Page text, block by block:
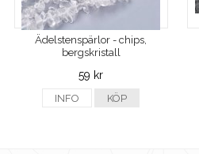
Ädelstenspärlor - chips,
bergskristall
59 kr
INFO KÖP